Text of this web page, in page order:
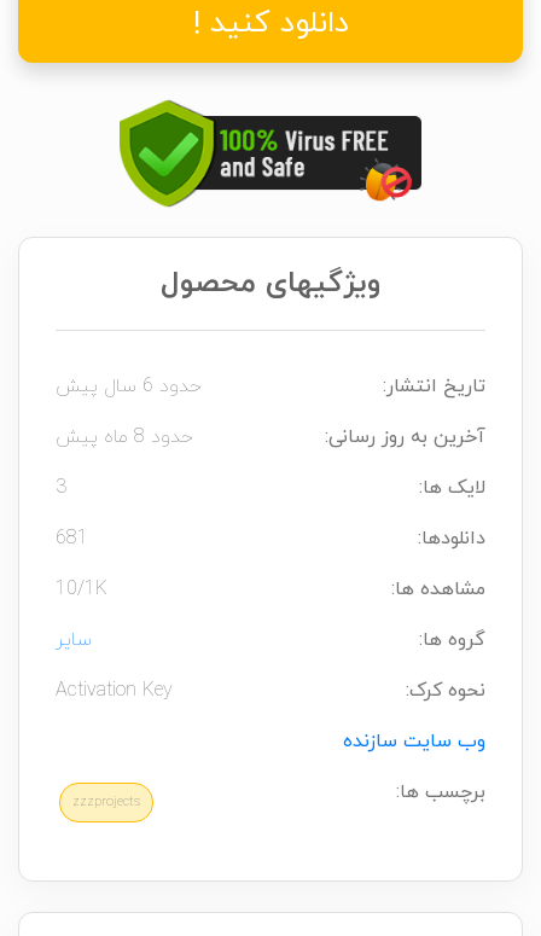
دانلود کنید !
ویژگیهای محصول
تاریخ انتشار:
حدود 6 سال پیش
آخرین به روز رسانی:
حدود 8 ماه پیش
لایک ها:
3
دانلودها:
681
مشاهده ها:
10/1K
گروه ها:
سایر
نحوه کرک:
Activation Key
وب سایت سازنده
برچسب ها:
zzzprojects